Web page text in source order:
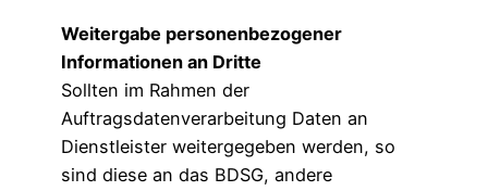
Weitergabe personenbezogener
Informationen an Dritte
Sollten im Rahmen der
Auftragsdatenverarbeitung Daten an
Dienstleister weitergegeben werden, so
sind diese an das BDSG, andere